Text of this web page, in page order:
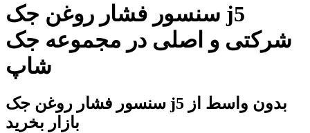
سنسور فشار روغن جک j5
شرکتی و اصلی در مجموعه جک
شاپ
سنسور فشار روغن جک j5 بدون واسط از
بازار بخرید